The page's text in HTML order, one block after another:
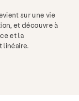
sur une vie
et découvre à
et la
linéaire.